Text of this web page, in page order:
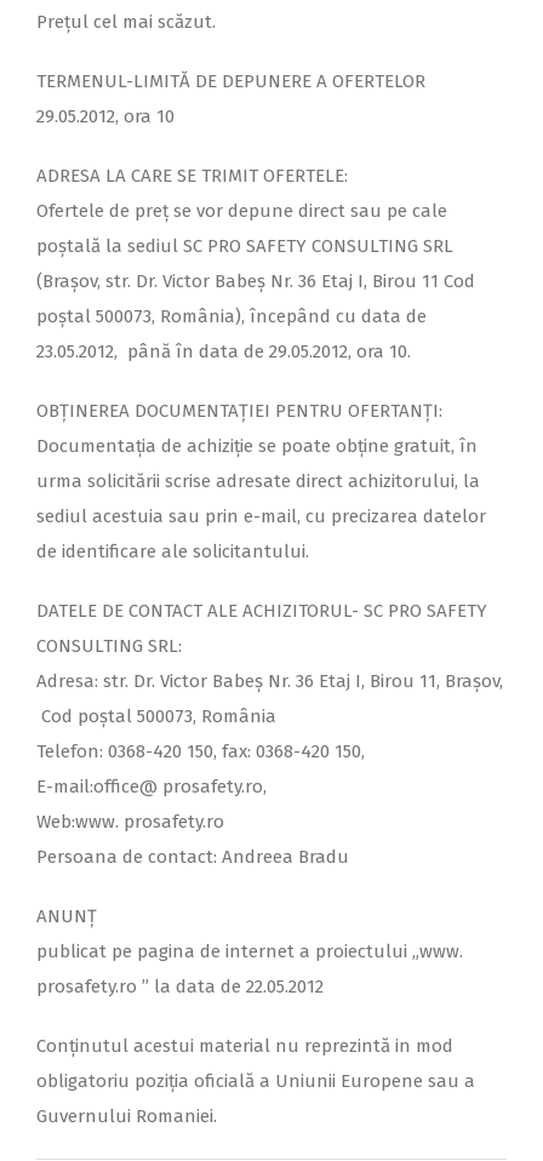
Prețul cel mai scăzut.
TERMENUL-LIMITĂ DE DEPUNERE A OFERTELOR
29.05.2012, ora 10
ADRESA LA CARE SE TRIMIT OFERTELE:
Ofertele de preț se vor depune direct sau pe cale
poștală la sediul SC PRO SAFETY CONSULTING SRL
(Brașov, str. Dr. Victor Babeș Nr. 36 Etaj I, Birou 11 Cod
poștal 500073, România), începând cu data de
23.05.2012, până în data de 29.05.2012, ora 10.
OBȚINEREA DOCUMENTAȚIEI PENTRU OFERTANȚI:
Documentaţia de achiziţie se poate obţine gratuit, în
urma solicitării scrise adresate direct achizitorului, la
sediul acestuia sau prin e-mail, cu precizarea datelor
de identificare ale solicitantului.
DATELE DE CONTACT ALE ACHIZITORUL- SC PRO SAFETY
CONSULTING SRL:
Adresa: str. Dr. Victor Babeș Nr. 36 Etaj I, Birou 11, Brașov,
Cod poștal 500073, România
Telefon: 0368-420 150, fax: 0368-420 150,
E-mail:office@ prosafety.ro,
Web:www. prosafety.ro
Persoana de contact: Andreea Bradu
ANUNŢ
publicat pe pagina de internet a proiectului „www.
prosafety.ro ” la data de 22.05.2012
Conținutul acestui material nu reprezintă in mod
obligatoriu poziția oficială a Uniunii Europene sau a
Guvernului Romaniei.